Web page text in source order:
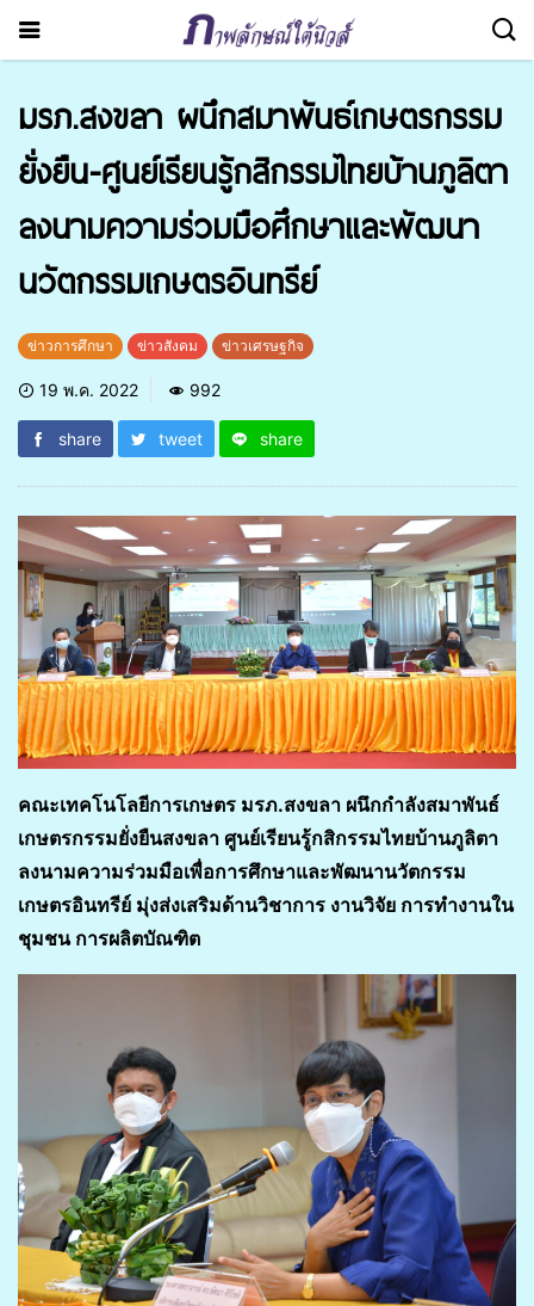
มรภ.สงขลา ผนึกสมาพันธ์เกษตรกรรม
ยั่งยืน-ศูนย์เรียนรู้กสิกรรมไทยบ้านภูลิตา
ลงนามความร่วมมือศึกษาและพัฒนา
นวัตกรรมเกษตรอินทรีย์
ข่าวการศึกษา ข่าวสังคม ข่าวเศรษฐกิจ
19 พ.ค. 2022 992
share tweet share
คณะเทคโนโลยีการเกษตร มรภ.สงขลา ผนึกกำลังสมาพันธ์
เกษตรกรรมยั่งยืนสงขลา ศูนย์เรียนรู้กสิกรรมไทยบ้านภูลิตา
ลงนามความร่วมมือเพื่อการศึกษาและพัฒนานวัตกรรม
เกษตรอินทรีย์ มุ่งส่งเสริมด้านวิชาการ งานวิจัย การทำงานใน
ชุมชน การผลิตบัณฑิต